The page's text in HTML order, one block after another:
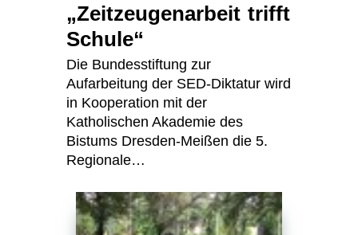
„Zeitzeugenarbeit trifft
Schule“
Die Bundesstiftung zur
Aufarbeitung der SED-Diktatur wird
in Kooperation mit der
Katholischen Akademie des
Bistums Dresden-Meißen die 5.
Regionale…